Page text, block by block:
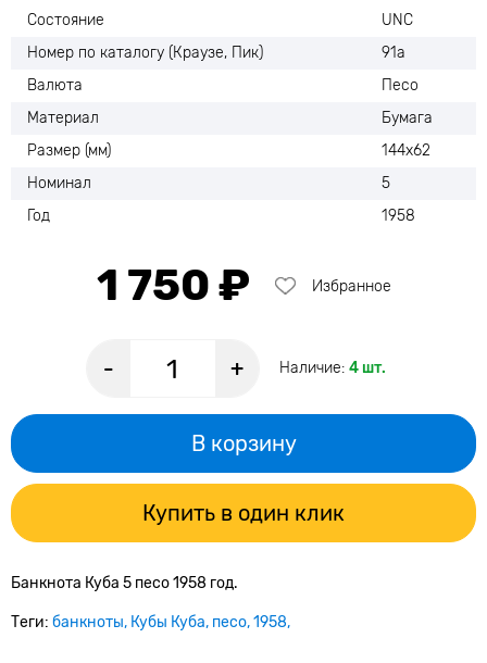
Состояние
UNC
Номер по каталогу (Краузе, Пик)
91а
Валюта
Песо
Материал
Бумага
Размер (мм)
144х62
Номинал
5
Год
1958
1 750 ₽ Избранное
- + Наличие: 4 шт.
В корзину
Купить в один клик
Банкнота Куба 5 песо 1958 год.
Теги: банкноты Кубы Куба песо 1958